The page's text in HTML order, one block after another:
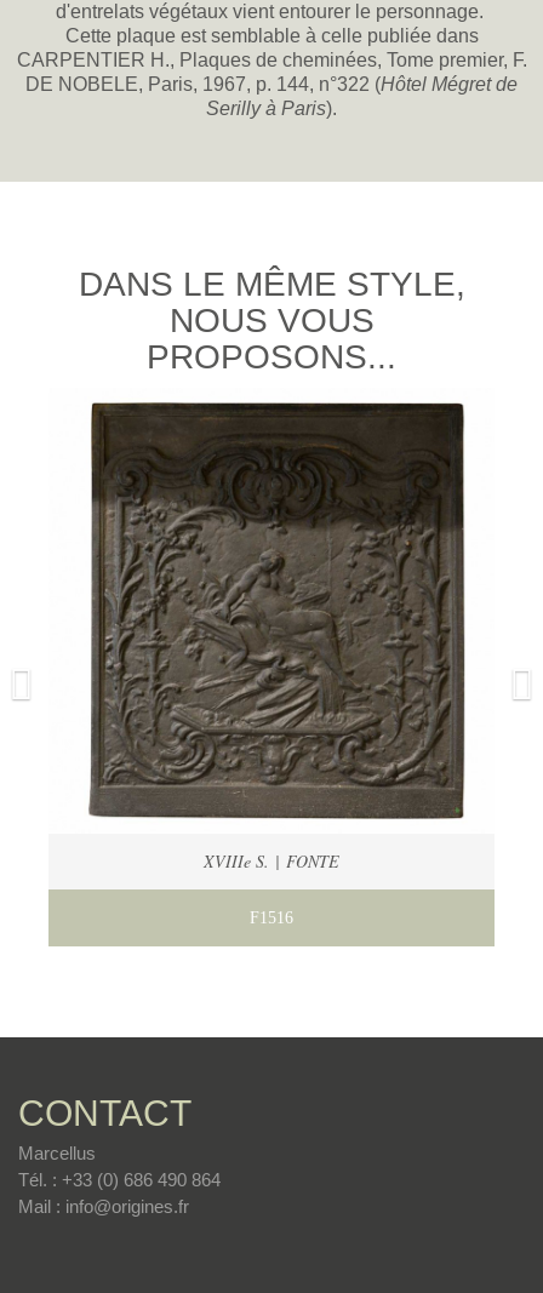
d'entrelats végétaux vient entourer le personnage.
Cette plaque est semblable à celle publiée dans
CARPENTIER H., Plaques de cheminées, Tome premier, F.
DE NOBELE, Paris, 1967, p. 144, n°322 (Hôtel Mégret de
Serilly à Paris).
DANS LE MÊME STYLE,
NOUS VOUS
PROPOSONS...
XVIIIe S. | FONTE
F1516
CONTACT
Marcellus
Tél. : +33 (0) 686 490 864
Mail : info@origines.fr